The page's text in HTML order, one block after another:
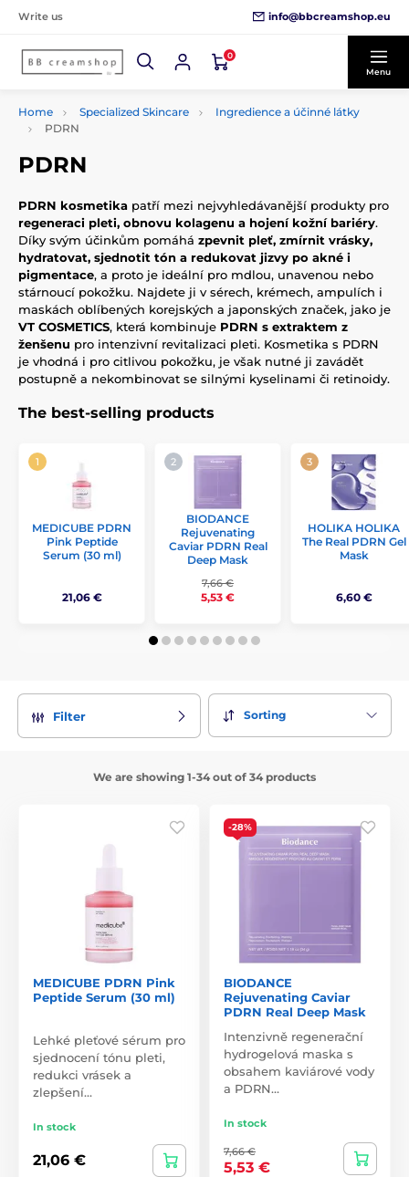
Write us info@bbcreamshop.eu
0
Menu
Home Specialized Skincare
Ingredience a účinné látky
PDRN
PDRN
PDRN kosmetika patří mezi nejvyhledávanější produkty pro
regeneraci pleti, obnovu kolagenu a hojení kožní bariéry.
Díky svým účinkům pomáhá zpevnit pleť, zmírnit vrásky,
hydratovat, sjednotit tón a redukovat jizvy po akné i
pigmentace, a proto je ideální pro mdlou, unavenou nebo
stárnoucí pokožku. Najdete ji v sérech, krémech, ampulích i
maskách oblíbených korejských a japonských značek, jako je
VT COSMETICS, která kombinuje PDRN s extraktem z
ženšenu pro intenzivní revitalizaci pleti. Kosmetika s PDRN
je vhodná i pro citlivou pokožku, je však nutné ji zavádět
postupně a nekombinovat se silnými kyselinami či retinoidy.
The best-selling products
MEDICUBE PDRN
Pink Peptide
Serum (30 ml)
21,06 €
BIODANCE
Rejuvenating
Caviar PDRN Real
Deep Mask
7,66 €
5,53 €
HOLIKA HOLIKA
The Real PDRN Gel
Mask
6,60 €
Filter Sorting
We are showing 1-34 out of 34 products
MEDICUBE PDRN Pink
Peptide Serum (30 ml)
Lehké pleťové sérum pro
sjednocení tónu pleti,
redukci vrásek a
zlepšení…
In stock
21,06 €
-28%
BIODANCE
Rejuvenating Caviar
PDRN Real Deep Mask
Intenzivně regenerační
hydrogelová maska s
obsahem kaviárové vody
a PDRN…
In stock
7,66 €
5,53 €